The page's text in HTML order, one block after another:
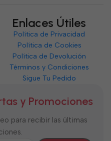
Enlaces Útiles
Política de Privacidad
Política de Cookies
Política de Devolución
Términos y Condiciones
Sigue Tu Pedido
y Promociones
para recibir las últimas